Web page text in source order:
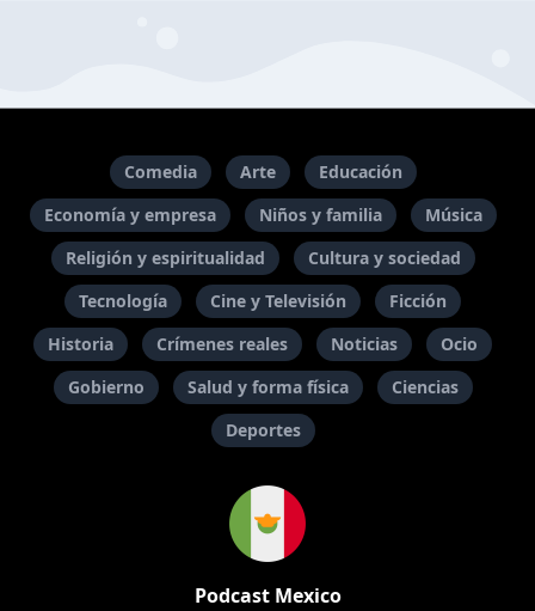
Comedia Arte
Educación
Economía y empresa
Niños y familia
Música
Religión y espiritualidad
Cultura y sociedad
Tecnología
Cine y Televisión
Ficción
Historia
Crímenes reales Noticias
Ocio
Gobierno
Salud y forma física
Ciencias
Deportes
Podcast Mexico